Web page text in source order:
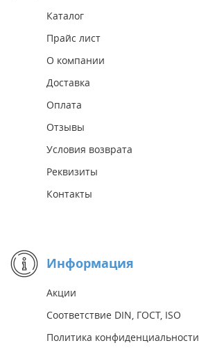
Каталог
Прайс лист
О компании
Доставка
Оплата
Отзывы
Условия возврата
Реквизиты
Контакты
Информация
Акции
Соответствие DIN, ГОСТ, ISO
Политика конфиденциальности